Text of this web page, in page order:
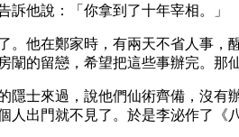
他說：「你拿到了十年宰相。」
。他在鄭家時，有兩天不省人事
闈的留戀，希望把這些事辦完。
隱士來過，說他們仙術齊備，沒
出門就不見了。於是李泌作了《